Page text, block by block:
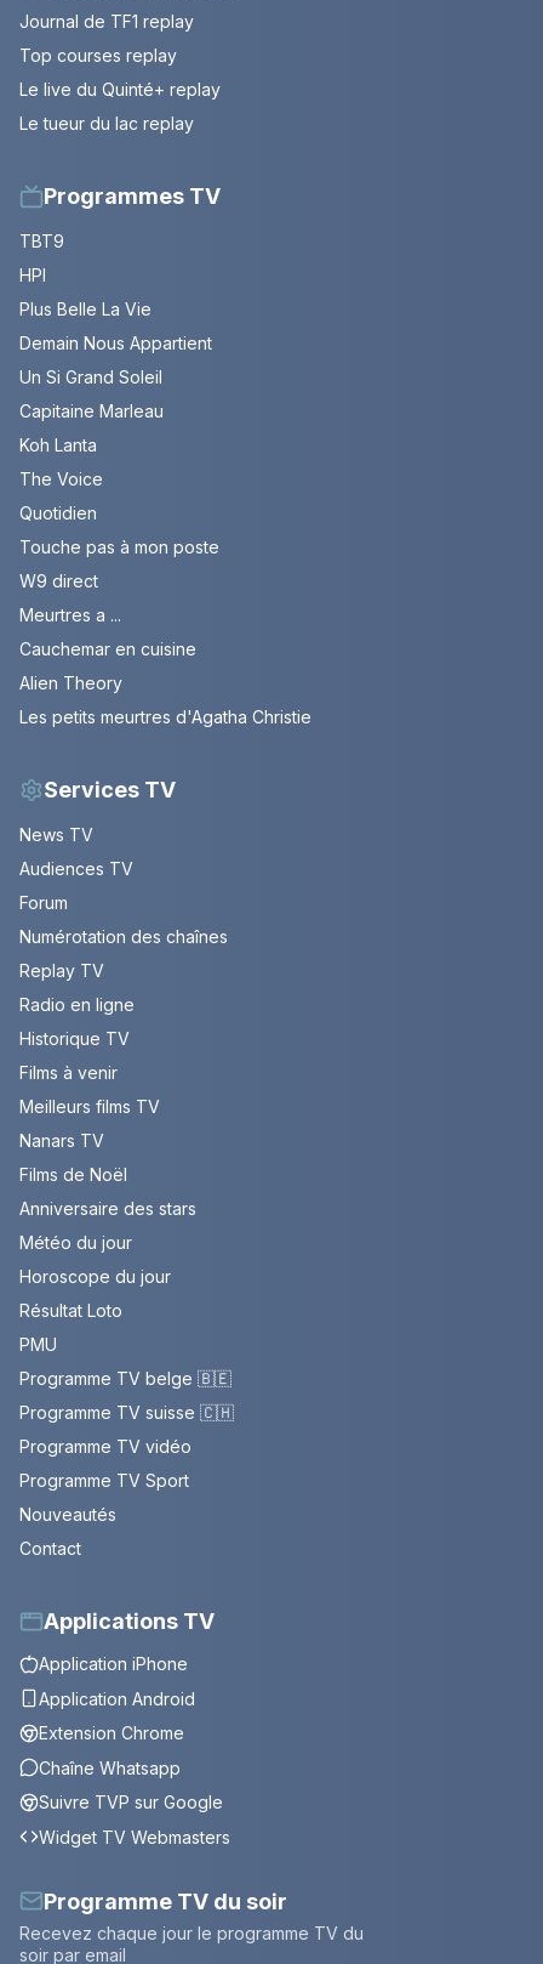
Journal de TF1 replay
Top courses replay
Le live du Quinté+ replay
Le tueur du lac replay
Programmes TV
TBT9
HPI
Plus Belle La Vie
Demain Nous Appartient
Un Si Grand Soleil
Capitaine Marleau
Koh Lanta
The Voice
Quotidien
Touche pas à mon poste
W9 direct
Meurtres a ...
Cauchemar en cuisine
Alien Theory
Les petits meurtres d'Agatha Christie
Services TV
News TV
Audiences TV
Forum
Numérotation des chaînes
Replay TV
Radio en ligne
Historique TV
Films à venir
Meilleurs films TV
Nanars TV
Films de Noël
Anniversaire des stars
Météo du jour
Horoscope du jour
Résultat Loto
PMU
Programme TV belge 🇧🇪
Programme TV suisse 🇨🇭
Programme TV vidéo
Programme TV Sport
Nouveautés
Contact
Applications TV
Application iPhone
Application Android
Extension Chrome
Chaîne Whatsapp
Suivre TVP sur Google
Widget TV Webmasters
Programme TV du soir
Recevez chaque jour le programme TV du
soir par email